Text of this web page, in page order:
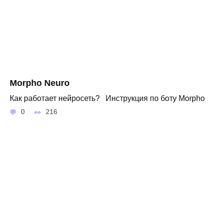
Morpho Neuro
Как работает нейросеть? Инструкция по боту Morpho
0 216